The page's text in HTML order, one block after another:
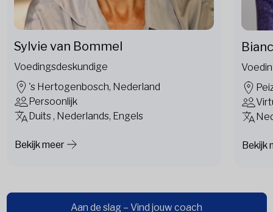
Sylvie van Bommel
Voedingsdeskundige
's Hertogenbosch, Nederland
Persoonlijk
Duits , Nederlands, Engels
Bekijk meer Bekijk
Aan de slag – Vind jouw coach